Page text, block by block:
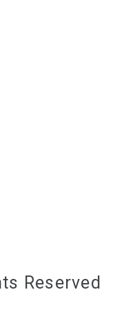
Reserved